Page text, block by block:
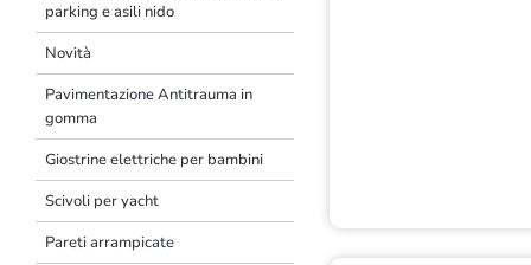
parking e asili nido
Novità
Pavimentazione Antitrauma in
gomma
Giostrine elettriche per bambini
Scivoli per yacht
Pareti arrampicate